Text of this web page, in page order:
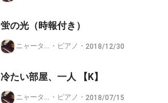
蛍の光（時報付き）
ニャータイプ@nana非公認クリエイター
・ ピアノ ・ 2018/12/30
冷たい部屋、一人 【K】
ニャータイプ@nana非公認クリエイター
・ ピアノ ・ 2018/07/15